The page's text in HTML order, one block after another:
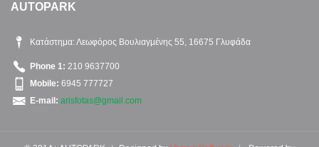
AUTOPARK
Κατάστημα: Λεωφόρος Βουλιαγμένης 55, 16675 Γλυφάδα
Phone 1: 210 9637700
Mobile: 6945 777727
E-mail: arisfotas@gmail.com